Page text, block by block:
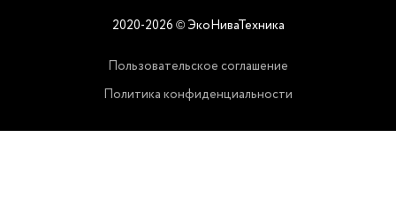
2020-2026 ©ЭкоНиваТехника
Пользовательское соглашение
Политика конфиденциальности